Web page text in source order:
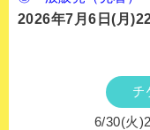
2026年7月6日(月
チ
6/30(火